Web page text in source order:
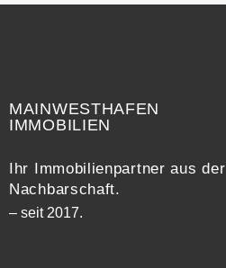
MAINWESTHAFEN
IMMOBILIEN
Ihr Immobilienpartner aus der
Nachbarschaft.
– seit 2017.